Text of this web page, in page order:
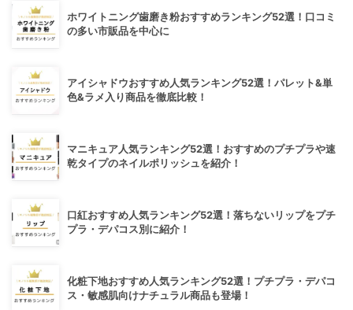
ホワイトニング歯磨き粉おすすめランキング52選！口コミ
の多い市販品を中心に
アイシャドウおすすめ人気ランキング52選！パレット&単
色&ラメ入り商品を徹底比較！
マニキュア人気ランキング52選！おすすめのプチプラや速
乾タイプのネイルポリッシュを紹介！
口紅おすすめ人気ランキング52選！落ちないリップをプチ
プラ・デパコス別に紹介！
化粧下地おすすめ人気ランキング52選！プチプラ・デパコ
ス・敏感肌向けナチュラル商品も登場！